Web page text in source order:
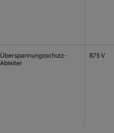
Überspannungsschutz-
Ableiter
875 V